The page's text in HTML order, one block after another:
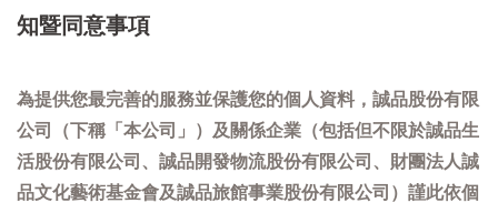
知暨同意事項
為提供您最完善的服務並保護您的個人資料，誠品股份有限
公司（下稱「本公司」）及關係企業（包括但不限於誠品生
活股份有限公司、誠品開發物流股份有限公司、財團法人誠
品文化藝術基金會及誠品旅館事業股份有限公司）謹此依個